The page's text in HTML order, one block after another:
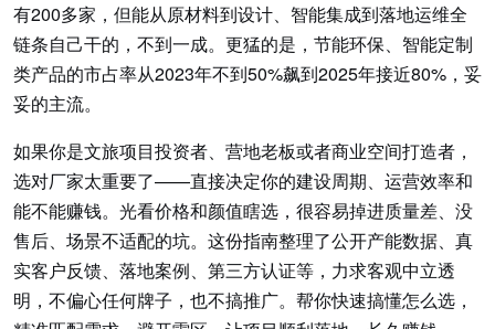
有200多家，但能从原材料到设计、智能集成到落地运维全
链条自己干的，不到一成。更猛的是，节能环保、智能定制
类产品的市占率从2023年不到50%飙到2025年接近80%，妥
妥的主流。
如果你是文旅项目投资者、营地老板或者商业空间打造者，
选对厂家太重要了——直接决定你的建设周期、运营效率和
能不能赚钱。光看价格和颜值瞎选，很容易掉进质量差、没
售后、场景不适配的坑。这份指南整理了公开产能数据、真
实客户反馈、落地案例、第三方认证等，力求客观中立透
明，不偏心任何牌子，也不搞推广。帮你快速搞懂怎么选，